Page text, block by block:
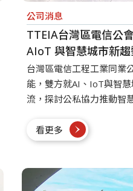
公司消息
TTEIA台灣區電信公
AIoT 與智慧城市新趨
台灣區電信工程工業同業
能，雙方就AI、IoT與智
流，探討公私協力推動智
看更多